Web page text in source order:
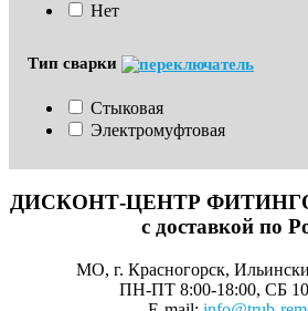
Нет
Тип сварки
Стыковая
Электромуфтовая
ДИСКОНТ-ЦЕНТР
с доставкой по
МО, г. Красногорск,
ПН-ПТ 8:00-18:00, СБ